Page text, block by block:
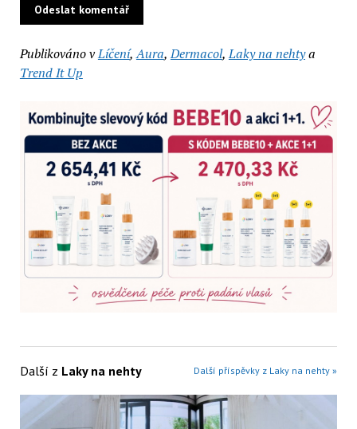
Publikováno vLíčení,Aura,Dermacol,Laky na nehtya
Trend It Up
Další z Laky na nehty Další příspěvky z Laky na nehty »